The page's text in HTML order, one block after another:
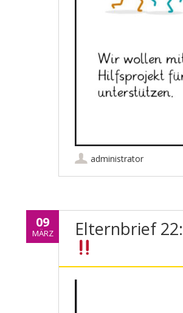
administrator
09
MÄRZ Elternbrief